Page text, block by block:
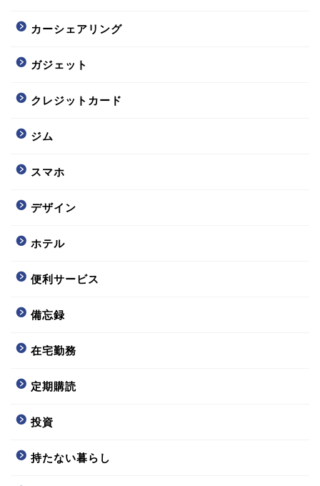
カーシェアリング
ガジェット
クレジットカード
ジム
スマホ
デザイン
ホテル
便利サービス
備忘録
在宅勤務
定期購読
投資
持たない暮らし